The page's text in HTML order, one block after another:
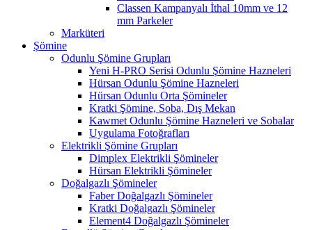
Classen Kampanyalı İthal 10mm ve 12
mm Parkeler
Marküteri
Şömine
Odunlu Şömine Grupları
Yeni H-PRO Serisi Odunlu Şömine Hazneleri
Hürsan Odunlu Şömine Hazneleri
Hürsan Odunlu Orta Şömineler
Kratki Şömine, Soba, Dış Mekan
Kawmet Odunlu Şömine Hazneleri ve Sobalar
Uygulama Fotoğrafları
Elektrikli Şömine Grupları
Dimplex Elektrikli Şömineler
Hürsan Elektrikli Şömineler
Doğalgazlı Şömineler
Faber Doğalgazlı Şömineler
Kratki Doğalgazlı Şömineler
Element4 Doğalgazlı Şömineler